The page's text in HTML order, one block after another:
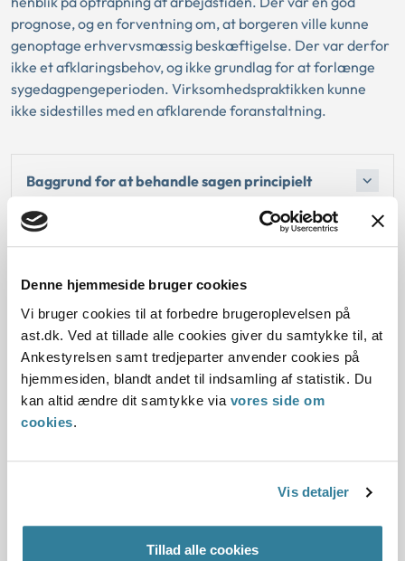
Denne hjemmeside bruger cookies
Vi bruger cookies til at forbedre brugeroplevelsen på
ast.dk. Ved at tillade alle cookies giver du samtykke til, at
Ankestyrelsen samt tredjeparter anvender cookies på
hjemmesiden, blandt andet til indsamling af statistik. Du
kan altid ændre dit samtykke via vores side om
cookies.
Vis detaljer
Tillad alle cookies
prognose, og en forventning om, at borgeren ville kunne
genoptage erhvervsmæssig beskæftigelse. Der var derfor
ikke et afklaringsbehov, og ikke grundlag for at forlænge
sygedagpengeperioden. Virksomhedspraktikken kunne
ikke sidestilles med en afklarende foranstaltning.
Baggrund for at behandle sagen principielt
Reglerne
Den konkrete afgørelse
Dato for underskrift
26.04.2018
Offentliggørelsesdato